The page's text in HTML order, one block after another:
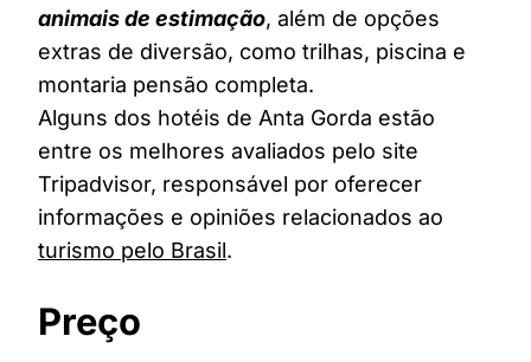
animais de estimação, além de opções
extras de diversão, como trilhas, piscina e
montaria pensão completa.
Alguns dos hotéis de Anta Gorda estão
entre os melhores avaliados pelo site
Tripadvisor, responsável por oferecer
informações e opiniões relacionados ao
turismo pelo Brasil.
Preço